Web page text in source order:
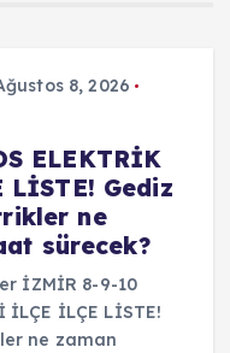
8, 2026
ELEKTRİK
Gediz
ne
sürecek?
İZMİR 8-9-10
İLÇE İLÇE LİSTE!
ne zaman